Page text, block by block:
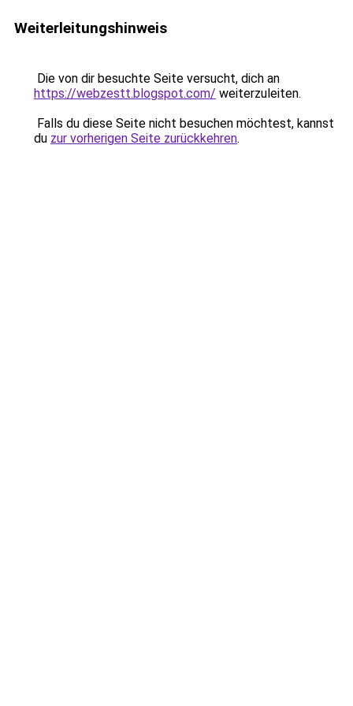
Weiterleitungshinweis
Die von dir besuchte Seite versucht, dich an
https://webzestt.blogspot.com/ weiterzuleiten.
Falls du diese Seite nicht besuchen möchtest, kannst
du zur vorherigen Seite zurückkehren.